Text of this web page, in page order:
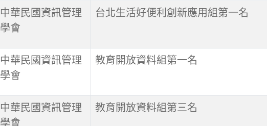
中華民國資訊管理
學會
台北生活好便利創新應用組第一名
中華民國資訊管理
學會
教育開放資料組第一名
中華民國資訊管理
學會
教育開放資料組第三名